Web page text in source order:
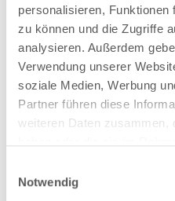
personalisieren, Funktionen
zu können und die Zugriffe
analysieren. Außerdem
Verwendung unserer
soziale Medien, Werbung
Partner führen diese
weiteren Daten zusammen,
Einstellungen zu den
Notwendig
Verkäuferin Teilzeit
Zum Stellenangebot